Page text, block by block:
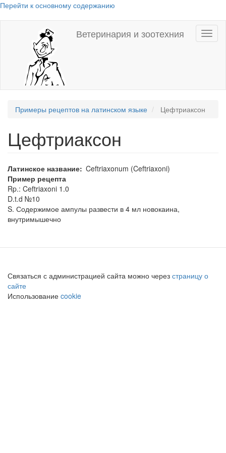
Перейти к основному содержанию
Ветеринария и зоотехния
Примеры рецептов на латинском языке Цефтриаксон
Цефтриаксон
Латинское название Ceftriaxonum (Ceftriaxoni)
Пример рецепта
Rp.: Ceftriaxoni 1.0
D.t.d №10
S. Содержимое ампулы развести в 4 мл новокаина,
внутримышечно
Связаться с администрацией сайта можно через страницу о
сайте
Использование cookie